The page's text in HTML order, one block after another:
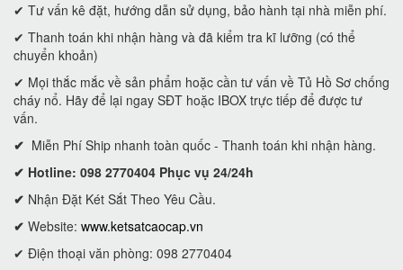
✔ Tư vấn kê đặt, hướng dẫn sử dụng, bảo hành tại nhà miễn phí.
✔ Thanh toán khi nhận hàng và đã kiểm tra kĩ lưỡng (có thể
chuyển khoản)
✔ Mọi thắc mắc về sản phẩm hoặc cần tư vấn về Tủ Hồ Sơ chống
cháy nổ. Hãy để lại ngay SĐT hoặc IBOX trực tiếp để được tư
vấn.
✔ Miễn Phí Ship nhanh toàn quốc - Thanh toán khi nhận hàng.
✔ Hotline: 098 2770404 Phục vụ 24/24h
✔ Nhận Đặt Két Sắt Theo Yêu Cầu.
✔ Website: www.ketsatcaocap.vn
✔ Điện thoại văn phòng: 098 2770404